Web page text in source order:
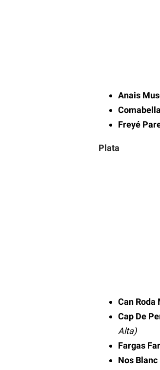
Anais
Comabella
Freyé
Plata
Can Roda
Cap De
Alta)
Fargas
Nos